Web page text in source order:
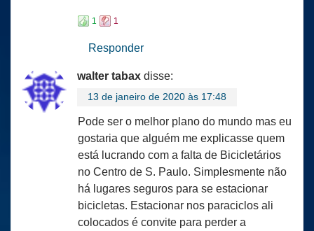
1 1
Responder
walter tabax disse:
13 de janeiro de 2020 às 17:48
Pode ser o melhor plano do mundo mas eu
gostaria que alguém me explicasse quem
está lucrando com a falta de Bicicletários
no Centro de S. Paulo. Simplesmente não
há lugares seguros para se estacionar
bicicletas. Estacionar nos paraciclos ali
colocados é convite para perder a